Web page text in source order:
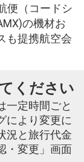
便（コードシ
の機材お
も提携航空会
ください
一定時間ごと
により変更に
況と旅行代金
・変更」画面